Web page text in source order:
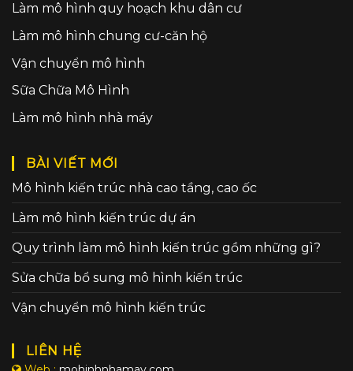
Làm mô hình quy hoạch khu dân cư
Làm mô hình chung cư-căn hộ
Vận chuyển mô hình
Sữa Chữa Mô Hình
Làm mô hình nhà máy
BÀI VIẾT MỚI
Mô hình kiến trúc nhà cao tầng, cao ốc
Làm mô hình kiến trúc dự án
Quy trình làm mô hình kiến trúc gồm những gì?
Sửa chữa bổ sung mô hình kiến trúc
Vận chuyển mô hình kiến trúc
LIÊN HỆ